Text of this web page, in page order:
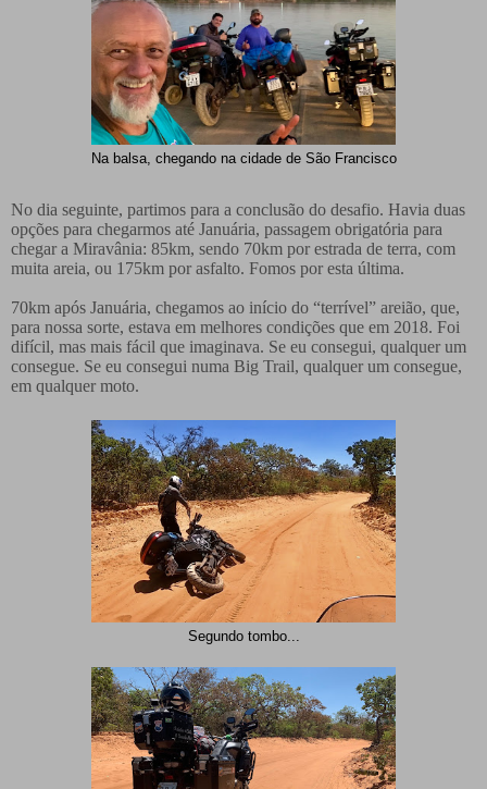
Na balsa, chegando na cidade de São Francisco
No dia seguinte, partimos para a conclusão do desafio. Havia duas
opções para chegarmos até Januária, passagem obrigatória para
chegar a Miravânia: 85km, sendo 70km por estrada de terra, com
muita areia, ou 175km por asfalto. Fomos por esta última.
70km após Januária, chegamos ao início do “terrível” areião, que,
para nossa sorte, estava em melhores condições que em 2018. Foi
difícil, mas mais fácil que imaginava. Se eu consegui, qualquer um
consegue. Se eu consegui numa Big Trail, qualquer um consegue,
em qualquer moto.
Segundo tombo...